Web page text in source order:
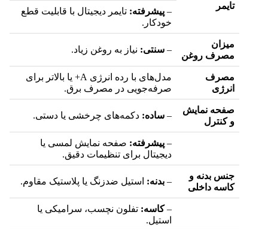
تایمر
– پیشرفته: تایمر دیجیتال با قابلیت قطع
خودکار.
میزان
مصرف روغن
– سنتی: نیاز به روغن زیاد.
مصرف
انرژی
مدل‌های با رده انرژی A+ یا بالاتر برای
صرفه‌جویی در مصرف برق.
صفحه نمایش
و کنترل
– ساده: دکمه‌های چرخشی یا دستی.
– پیشرفته: صفحه نمایش لمسی یا
دیجیتال برای تنظیمات دقیق.
جنس بدنه و
کاسه داخلی
– بدنه: استیل ضدزنگ یا پلاستیک مقاوم.
–کاسه: تفلون نچسب، سرامیکی یا
استیل.